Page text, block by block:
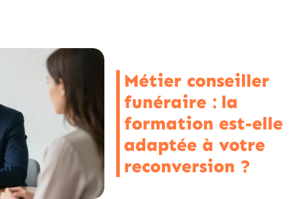
Métier conseiller
funéraire : la
formation est-elle
adaptée à votre
reconversion ?